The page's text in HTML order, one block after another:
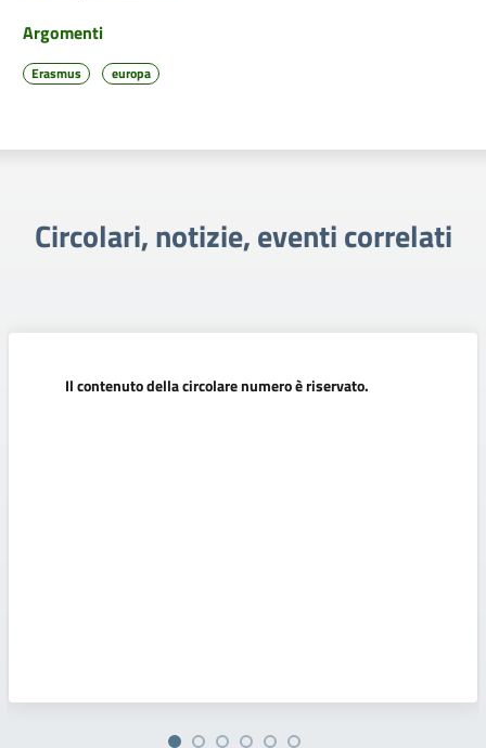
Argomenti
Erasmus europa
Circolari, notizie, eventi correlati
Il contenuto della circolare numero è riservato.